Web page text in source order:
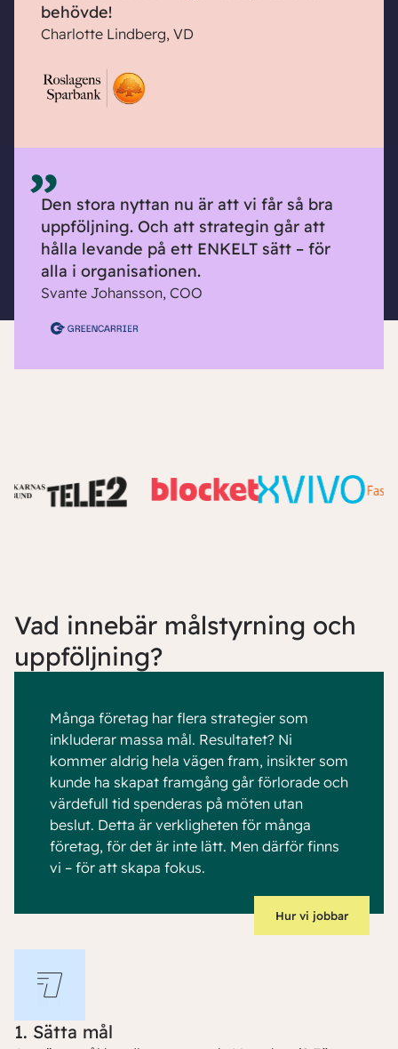
behövde!
Charlotte Lindberg, VD
Den stora nyttan nu är att vi får så bra
uppföljning. Och att strategin går att
hålla levande på ett ENKELT sätt – för
alla i organisationen.
Svante Johansson, COO
Vad innebär målstyrning och
uppföljning?
Många företag har flera strategier som
inkluderar massa mål. Resultatet? Ni
kommer aldrig hela vägen fram, insikter som
kunde ha skapat framgång går förlorade och
värdefull tid spenderas på möten utan
beslut. Detta är verkligheten för många
företag, för det är inte lätt. Men därför finns
vi – för att skapa fokus.
Hur vi jobbar
1. Sätta mål